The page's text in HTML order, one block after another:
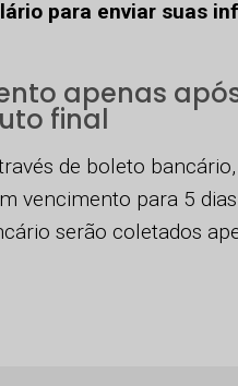
para enviar suas
apenas
final
de boleto
vencimento para 5
serão coletados